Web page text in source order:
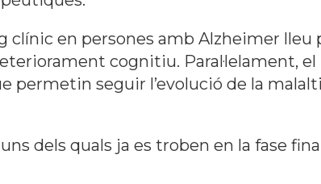
en persones amb Alzheimer lleu
cognitiu. Paral·lelament,
permetin seguir l’evolució de la
dels quals ja es troben en la fase